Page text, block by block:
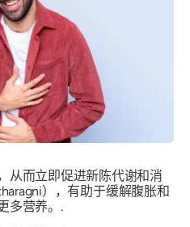
从而立即促进新陈代谢和消
），有助于缓解腹胀和
多营养。.